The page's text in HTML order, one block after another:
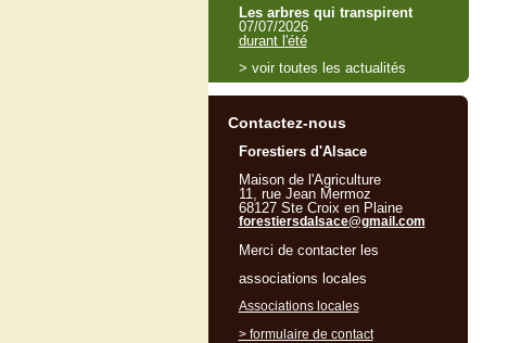
Les arbres qui transpirent
07/07/2026
durant l'été
> voir toutes les actualités
Contactez-nous
Forestiers d'Alsace
Maison de l'Agriculture
11, rue Jean Mermoz
68127 Ste Croix en Plaine
forestiersdalsace@gmail.com
Merci de contacter les
associations locales
Associations locales
> formulaire de contact